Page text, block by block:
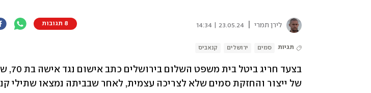
לירן תמרי 23.05.24 | 14:34 8 תגובות
תגיות סמים ירושלים קנאביס